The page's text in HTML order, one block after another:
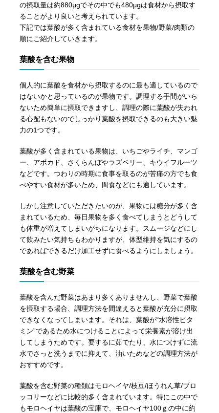
の摂取量は約880μgでその中でも480μgは食材から摂取す
ることがより良いと考えられています。
下記では葉酸が多く含まれている食材を果物/野菜/肉類の
順にご紹介していきます。
葉酸を含む果物
個人的に葉酸を食材から摂取するのに最も適しているので
はないかと思っているのが果物です。調理する手間がいら
ないため簡単に摂取できますし、調理の際に葉酸が失われ
る心配もないのでしっかり葉酸を摂取できるのも大きい魅
力の1つです。
葉酸が多く含まれている果物は、いちごやライチ、マンゴ
ー、アボカド、さくらんぼやラズベリー、キウイフルーツ
などです。つわりの時期に食事を取るのが苦痛の方でも食
べやすい食材が多いため、間食などにも適しています。
しかし注意していただきたいのが、果物には糖分が多く含
まれているため、毎日果物を多く食べてしまうとどうして
も体重が増えてしまいがちになります。スムージなどにし
て飲みたい気持ちもわかりますが、体型維持を気にするの
であればできるだけ加工せずに食べるようにしましょう。
葉酸を含む野菜
葉酸を含んだ野菜はあまり多くありませんし、野菜で葉酸
を摂取する場合、調理方法を間違えると葉酸が充分に摂取
できなくなってしまいます。それは、葉酸が“水溶性ビタ
ミン”であるため水につけることによって栄養素が溶け出
してしまうためです。要するに茹でたり、水につけずに流
水でさっと洗うまでに抑えて、油いためなどの調理方法が
おすすめです。
葉酸を含む野菜の種類はモロヘイヤ/枝豆/ほうれん草/ブロ
ッコリーなどに比較的多く含まれています。特にこの中で
もモロヘイヤは葉酸の宝庫で、モロヘイヤ100ｇの中に約